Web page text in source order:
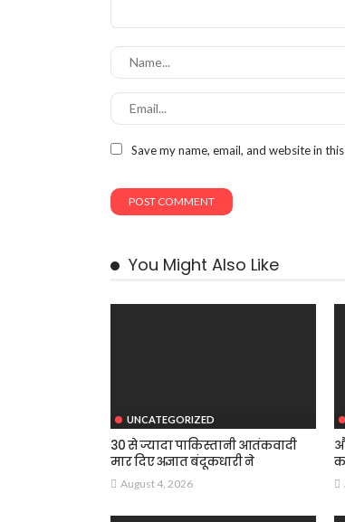
Save my name, email, and website in
You Might Also Like
UNCATEGORIZED
30 से ज्यादा पाकिस्तानी आतंकवादी
मार दिए अज्ञात बंदूकधारी ने
August 4, 2026